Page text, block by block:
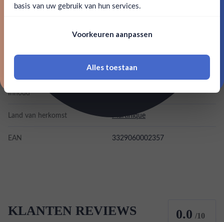
18 jaar of ouder zijn
Rhum J.M
Inhoud 0,7L
Land van herkomst Martinique
EAN 3329060002357
KLANTEN REVIEWS 0.0 /10
basis van uw gebruik van hun services.
Voorkeuren aanpassen
Alles toestaan